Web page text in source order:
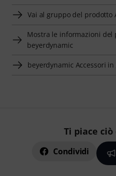
Vai al gruppo del prodotto
Mostra le informazioni
beyerdynamic
beyerdynamic Accessori
Ti piace ciò
Condividi